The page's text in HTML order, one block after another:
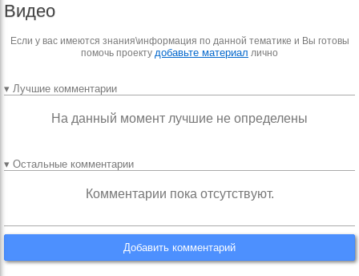
Видео
Если у вас имеются знания\информация по данной тематике и Вы готовы
помочь проекту добавьте материал лично
▾ Лучшие комментарии
На данный момент лучшие не определены
▾ Остальные комментарии
Комментарии пока отсутствуют.
Добавить комментарий